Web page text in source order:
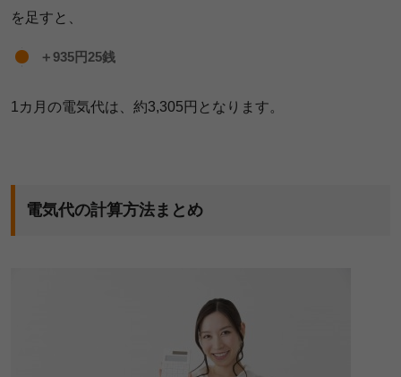
を足すと、
＋935円25銭
1カ月の電気代は、約3,305円となります。
電気代の計算方法まとめ